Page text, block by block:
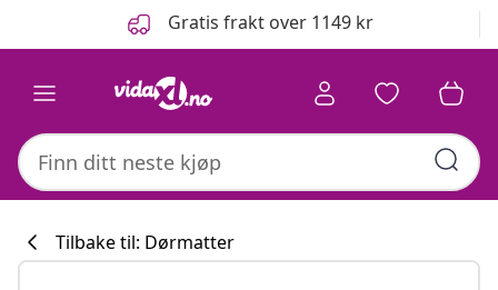
Gratis frakt over 1149 kr
Tilbake til: Dørmatter